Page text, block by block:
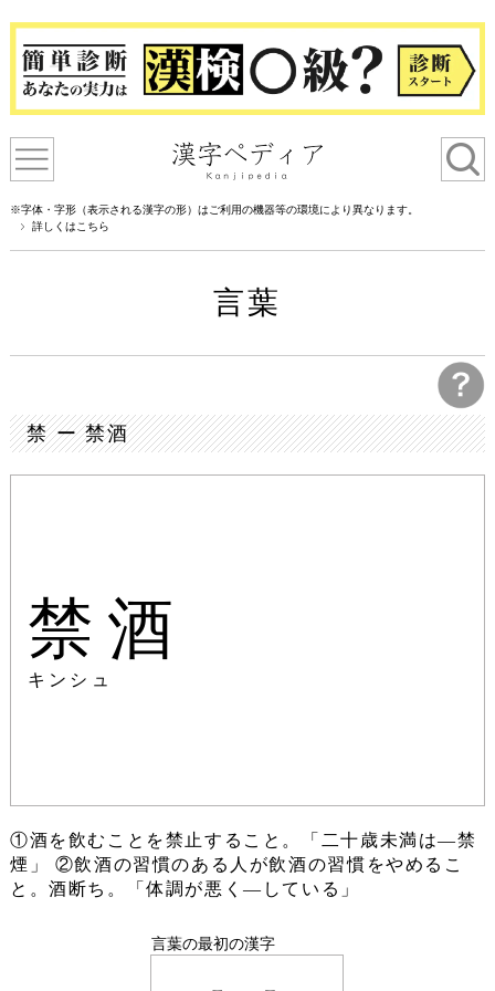
※字体・字形（表示される漢字の形）はご利用の機器等の環境により異なります。
詳しくはこちら
言葉
禁 ー 禁酒
禁酒
キンシュ
①酒を飲むことを禁止すること。「二十歳未満は―禁
煙」 ②飲酒の習慣のある人が飲酒の習慣をやめるこ
と。酒断ち。「体調が悪く―している」
言葉の最初の漢字